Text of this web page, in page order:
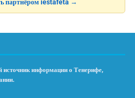
партнёром iestafeta →
информации о Тенерифе,